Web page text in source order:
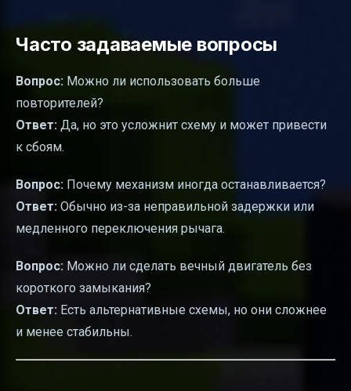
Часто задаваемые вопросы
Вопрос: Можно ли использовать больше
повторителей?
Ответ: Да, но это усложнит схему и может привести
к сбоям.
Вопрос: Почему механизм иногда останавливается?
Ответ: Обычно из-за неправильной задержки или
медленного переключения рычага.
Вопрос: Можно ли сделать вечный двигатель без
короткого замыкания?
Ответ: Есть альтернативные схемы, но они сложнее
и менее стабильны.